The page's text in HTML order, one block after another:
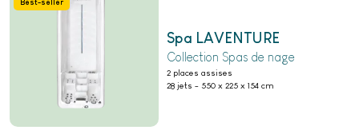
Best-seller
Spa LAVENTURE
Collection Spas de nage
2 places assises
28 jets - 550 x 225 x 154 cm